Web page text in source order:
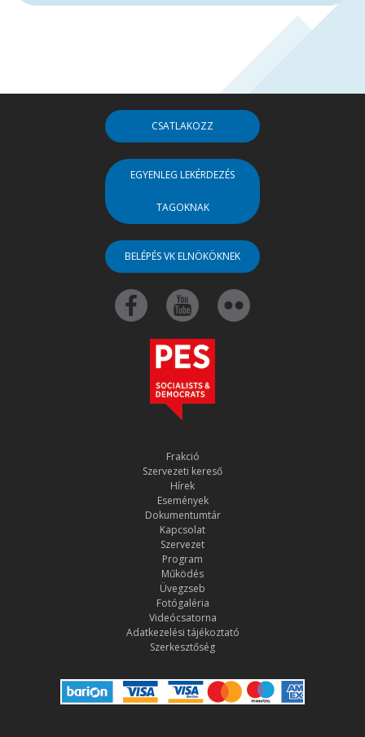
CSATLAKOZZ
EGYENLEG LEKÉRDEZÉS
TAGOKNAK
BELÉPÉS VK ELNÖKÖKNEK
Frakció
Szervezeti kereső
Hírek
Események
Dokumentumtár
Kapcsolat
Szervezet
Program
Működés
Üvegzseb
Fotógaléria
Videócsatorna
Adatkezelési tájékoztató
Szerkesztőség